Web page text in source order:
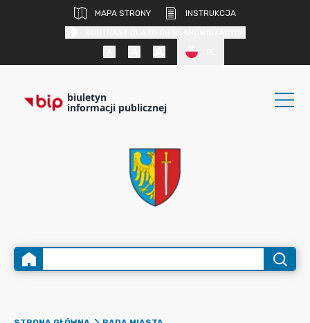
MAPA STRONY
INSTRUKCJA
biuletyn
informacji publicznej